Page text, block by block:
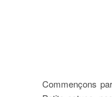
Commençons